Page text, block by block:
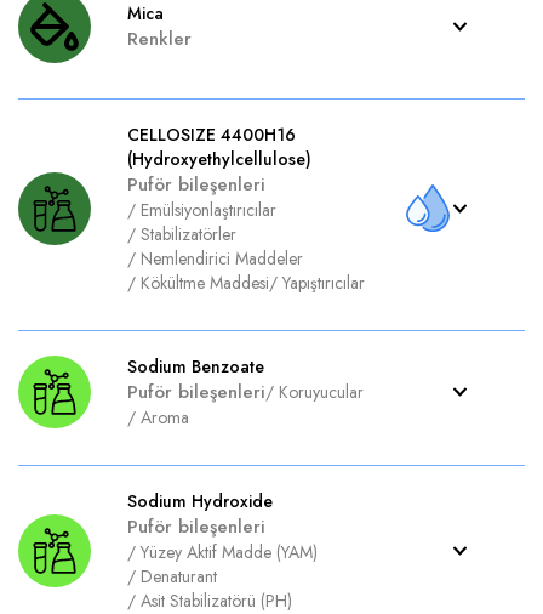
Mica
Renkler
CELLOSIZE 4400H16
(Hydroxyethylcellulose)
Puför bileşenleri
/ Emülsiyonlaştırıcılar
/ Stabilizatörler
/ Nemlendirici Maddeler
/ Kökültme Maddesi/ Yapıştırıcılar
Sodium Benzoate
Puför bileşenleri/ Koruyucular
/ Aroma
Sodium Hydroxide
Puför bileşenleri
/ Yüzey Aktif Madde (YAM)
/ Denaturant
/ Asit Stabilizatörü (PH)